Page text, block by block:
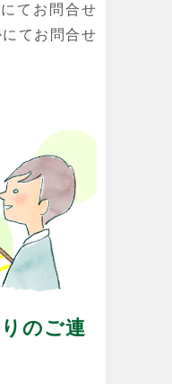
てお問合せ
てお問合せ
のご連